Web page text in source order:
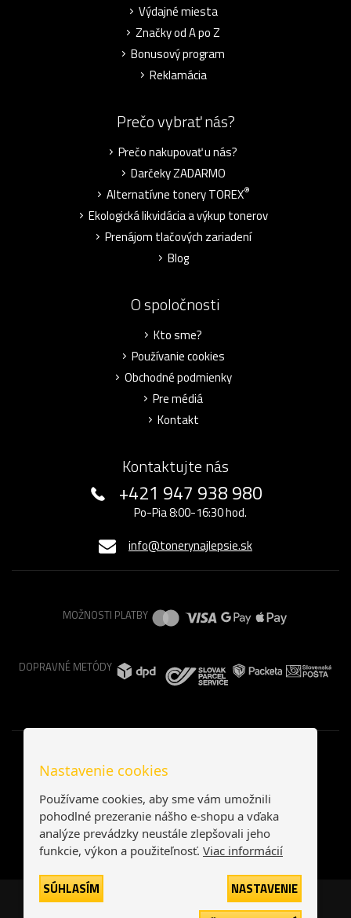
Výdajné miesta
Značky od A po Z
Bonusový program
Reklamácia
Prečo vybrať nás?
Prečo nakupovať u nás?
Darčeky ZADARMO
Alternatívne tonery TOREX®
Ekologická likvidácia a výkup tonerov
Prenájom tlačových zariadení
Blog
O spoločnosti
Kto sme?
Používanie cookies
Obchodné podmienky
Pre médiá
Kontakt
Kontaktujte nás
+421 947 938 980
Po-Pia 8:00-16:30 hod.
info@tonerynajlepsie.sk
MOŽNOSTI PLATBY
DOPRAVNÉ METÓDY
Slovensko
Nastavenie cookies
Používame cookies, aby sme vám umožnili
pohodlné prezeranie nášho e-shopu a vďaka
analýze prevádzky neustále zlepšovali jeho
funkcie, výkon a použiteľnosť. Viac informácií
SÚHLASÍM
NASTAVENIE